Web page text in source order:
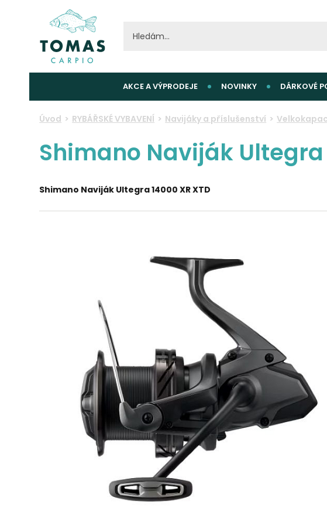
AKCE A VÝPRODEJE NOVINKY DÁRKOVÉ
Úvod RYBÁŘSKÉ VYBAVENÍ Navijáky a příslušenství
Shimano Naviják Ultegra
Shimano Naviják Ultegra 14000 XR XTD